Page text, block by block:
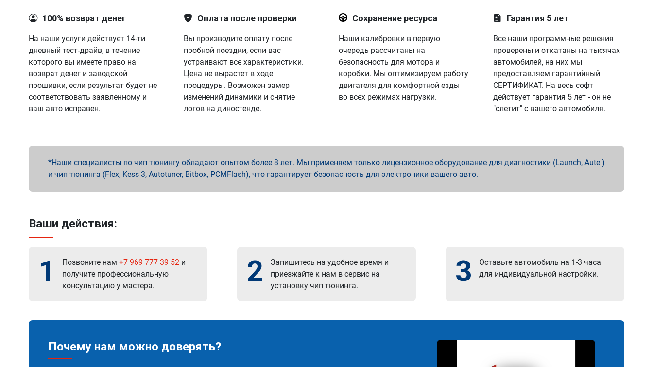
100% возврат денег
На наши услуги действует 14-ти
дневный тест-драйв, в течение
которого вы имеете право на
возврат денег и заводской
прошивки, если результат будет не
соответствовать заявленному и
ваш авто исправен.
Оплата после проверки
Вы производите оплату после
пробной поездки, если вас
устраивают все характеристики.
Цена не вырастет в ходе
процедуры. Возможен замер
изменений динамики и снятие
логов на диностенде.
Сохранение ресурса
Наши калибровки в первую
очередь рассчитаны на
безопасность для мотора и
коробки. Мы оптимизируем работу
двигателя для комфортной езды
во всех режимах нагрузки.
Гарантия 5 лет
Все наши программные решения
проверены и откатаны на тысячах
автомобилей, на них мы
предоставляем гарантийный
СЕРТИФИКАТ. На весь софт
действует гарантия 5 лет - он не
"слетит" с вашего автомобиля.
Наши специалисты по чип тюнингу обладают опытом более 8 лет. Мы применяем только лицензионное оборудование для диагностики (Launch, Autel)
и чип тюнинга (Flex, Kess 3, Autotuner, Bitbox, PCMFlash), что гарантирует безопасность для электроники вашего авто.
Ваши действия:
1 Позвоните нам +7 969 777 39 52 и
получите профессиональную
консультацию у мастера.
2
Запишитесь на удобное время и
приезжайте к нам в сервис на
установку чип тюнинга.
3
Оставьте автомобиль на 1-3 часа
для индивидуальной настройки.
Почему нам можно доверять?